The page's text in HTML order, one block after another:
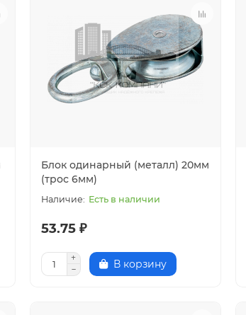
Блок одинарный (металл) 20мм
(трос 6мм)
Есть в наличии
53.75 ₽
В корзину